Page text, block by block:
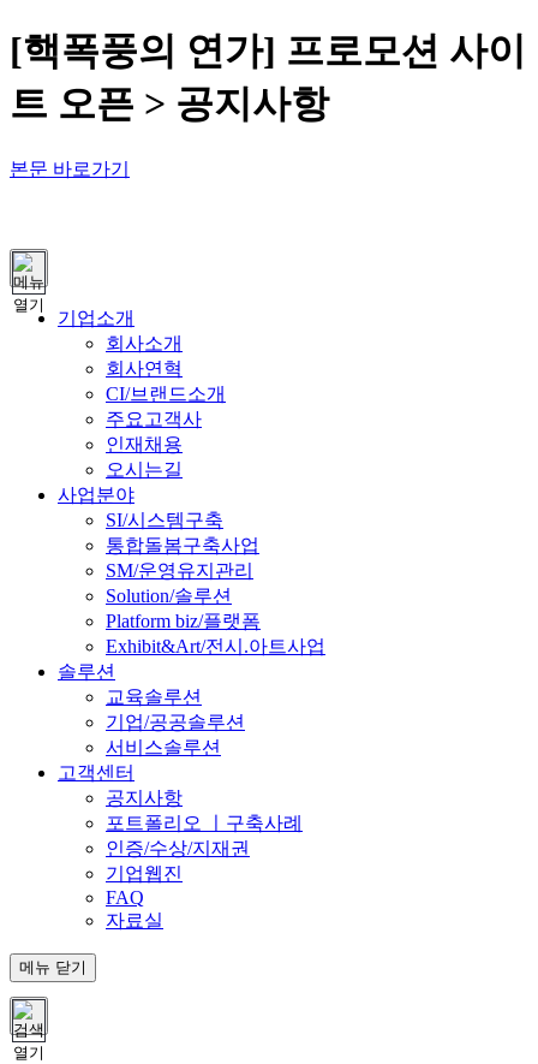
[핵폭풍의 연가] 프로모션 사이
트 오픈 > 공지사항
본문 바로가기
열기
기업소개
회사소개
회사연혁
CI/브랜드소개
주요고객사
인재채용
오시는길
사업분야
SI/시스템구축
통합돌봄구축사업
SM/운영유지관리
Solution/솔루션
Platform biz/플랫폼
Exhibit&Art/전시.아트사업
솔루션
교육솔루션
기업/공공솔루션
서비스솔루션
고객센터
공지사항
포트폴리오 ㅣ구축사례
인증/수상/지재권
기업웹진
FAQ
자료실
메뉴 닫기
열기